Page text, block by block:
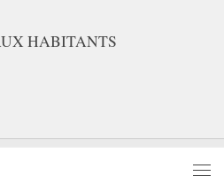
HABITANTS